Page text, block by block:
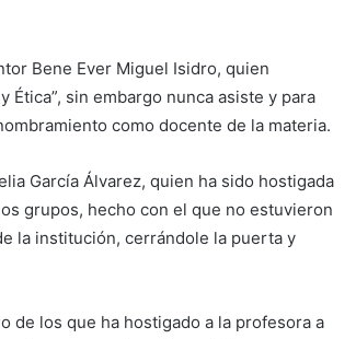
Bene Ever Miguel Isidro, quien
sin embargo nunca asiste y para
como docente de la materia.
García Álvarez, quien ha sido hostigada
grupos, hecho con el que no estuvieron
la institución, cerrándole la puerta y
de los que ha hostigado a la profesora a